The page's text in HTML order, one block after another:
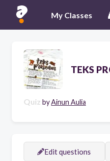
My Classes
TEKS
Quiz byAinun Aulia
Edit questions